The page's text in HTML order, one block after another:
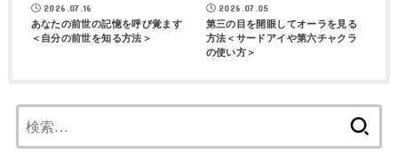
2026.07.16
あなたの前世の記憶を呼び覚ます
＜自分の前世を知る方法＞
2026.07.05
第三の目を開眼してオーラを見る
方法＜サードアイや第六チャクラ
の使い方＞